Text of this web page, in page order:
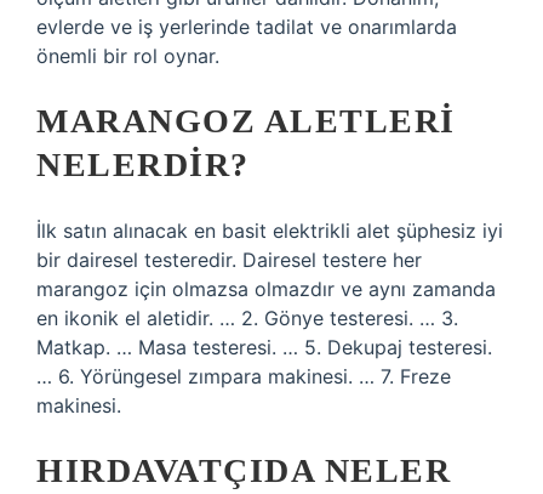
evlerde ve iş yerlerinde tadilat ve onarımlarda
önemli bir rol oynar.
MARANGOZ ALETLERI
NELERDIR?
İlk satın alınacak en basit elektrikli alet şüphesiz iyi
bir dairesel testeredir. Dairesel testere her
marangoz için olmazsa olmazdır ve aynı zamanda
en ikonik el aletidir. … 2. Gönye testeresi. … 3.
Matkap. … Masa testeresi. … 5. Dekupaj testeresi.
… 6. Yörüngesel zımpara makinesi. … 7. Freze
makinesi.
HIRDAVATÇIDA NELER